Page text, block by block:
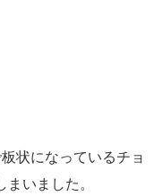
状になっているチョ
いました。